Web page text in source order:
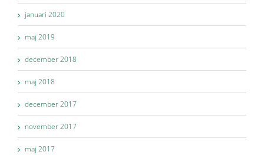
januari 2020
maj 2019
december 2018
maj 2018
december 2017
november 2017
maj 2017